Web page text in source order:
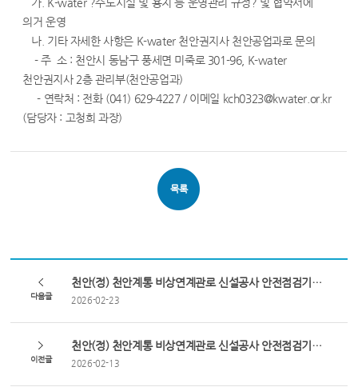
가. K-water ?수도시설 및 용지 등 운영관리 규정? 및 협약서에
의거 운영
나. 기타 자세한 사항은 K-water 천안권지사 천안공업과로 문의
- 주 소 : 천안시 동남구 풍세면 미죽로 301-96, K-water
천안권지사 2층 관리부(천안공업과)
- 연락처 : 전화 (041) 629-4227 / 이메일 kch0323@kwater.or.kr
(담당자 : 고청희 과장)
목록
다음글
천안(정) 천안계통 비상연계관로 신설공사 안전점검기관 지정 재공고
2026-02-23
이전글
천안(정) 천안계통 비상연계관로 신설공사 안전점검기관 지정 공고
2026-02-13